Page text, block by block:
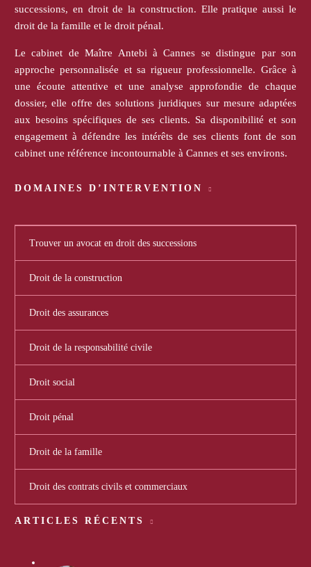
successions, en droit de la construction. Elle pratique aussi le
droit de la famille et le droit pénal.
Le cabinet de Maître Antebi à Cannes se distingue par son
approche personnalisée et sa rigueur professionnelle. Grâce à
une écoute attentive et une analyse approfondie de chaque
dossier, elle offre des solutions juridiques sur mesure adaptées
aux besoins spécifiques de ses clients. Sa disponibilité et son
engagement à défendre les intérêts de ses clients font de son
cabinet une référence incontournable à Cannes et ses environs.
DOMAINES D’INTERVENTION
Trouver un avocat en droit des successions
Droit de la construction
Droit des assurances
Droit de la responsabilité civile
Droit social
Droit pénal
Droit de la famille
Droit des contrats civils et commerciaux
ARTICLES RÉCENTS